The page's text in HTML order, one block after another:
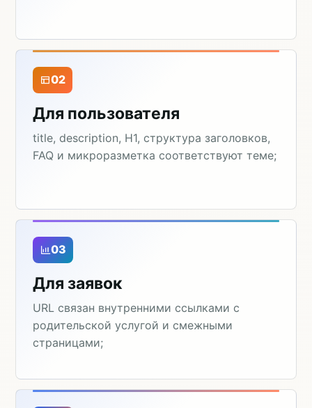
02
Для пользователя
title, description, H1, структура заголовков,
FAQ и микроразметка соответствуют теме;
03
Для заявок
URL связан внутренними ссылками с
родительской услугой и смежными
страницами;